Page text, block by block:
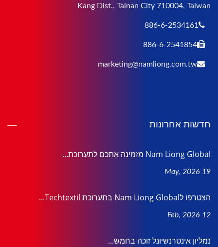
Kang Dist., Tainan City 710004, Taiwan
886-6-2534161
886-6-2541854
marketing@namliong.com.tw
חדשות אחרונות
Nam Liong Global מזמינה אתכם לתערוכת...
19 May, 2026
הצטרפו לNam Liong Global בתערוכת Techtextil...
12 Feb, 2026
נמליון אינטרנשיונל זוכה בחמש...